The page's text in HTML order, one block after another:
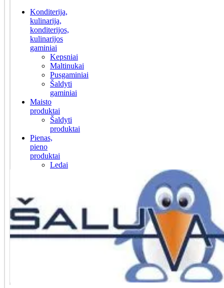
Konditerija,
kulinarija,
konditerijos,
kulinarijos
gaminiai
Kepsniai
Maltinukai
Pusgaminiai
Šaldyti
gaminiai
Maisto
produktai
Šaldyti
produktai
Pienas,
pieno
produktai
Ledai